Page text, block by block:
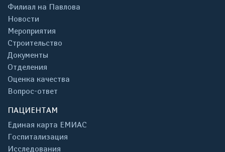
Филиал на Павлова
Новости
Мероприятия
Строительство
Документы
Отделения
Оценка качества
Вопрос-ответ
ПАЦИЕНТАМ
Единая карта ЕМИАС
Госпитализация
Исследования